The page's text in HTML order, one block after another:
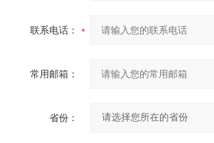
联系电话：
常用邮箱：
省份：